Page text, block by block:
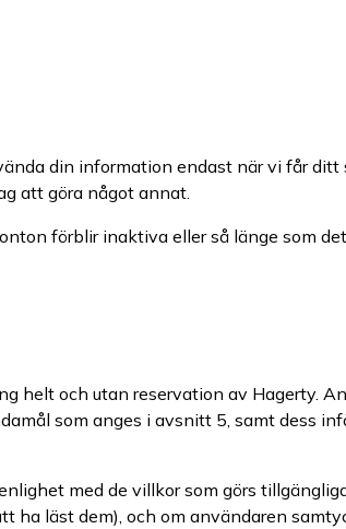
din information endast när vi får ditt
att göra något annat.
förblir inaktiva eller så länge som
helt och utan reservation av Hagerty.
som anges i avsnitt 5, samt dess
med de villkor som görs
läst dem), och om användaren